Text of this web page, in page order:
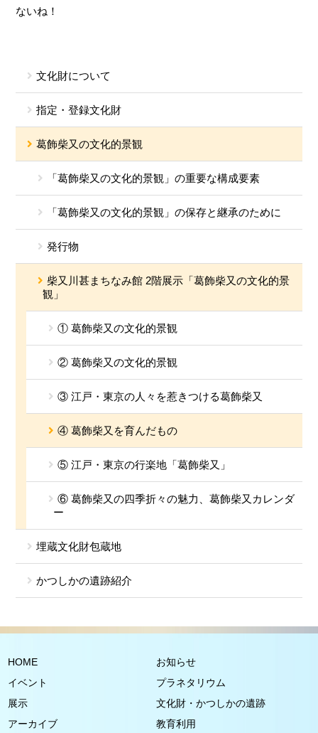
文化財について
指定・登録文化財
葛飾柴又の文化的景観
「葛飾柴又の文化的景観」の重要な構成要素
「葛飾柴又の文化的景観」の保存と継承のために
発行物
柴又川甚まちなみ館 2階展示「葛飾柴又の文化的景
観」
① 葛飾柴又の文化的景観
② 葛飾柴又の文化的景観
③ 江戸・東京の人々を惹きつける葛飾柴又
④ 葛飾柴又を育んだもの
⑤ 江戸・東京の行楽地「葛飾柴又」
⑥ 葛飾柴又の四季折々の魅力、葛飾柴又カレンダ
ー
埋蔵文化財包蔵地
かつしかの遺跡紹介
ないね！
HOME
お知らせ
イベント
プラネタリウム
展示
文化財・かつしかの遺跡
アーカイブ
教育利用